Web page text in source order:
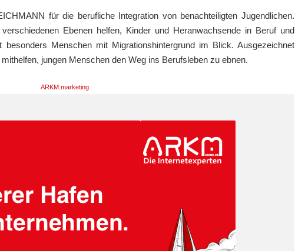
für die berufliche Integration von benachteiligten Jugendlichen.
Ebenen helfen, Kinder und Heranwachsende in Beruf und
Menschen mit Migrationshintergrund im Blick. Ausgezeichnet
jungen Menschen den Weg ins Berufsleben zu ebnen.
ARKM.marketing